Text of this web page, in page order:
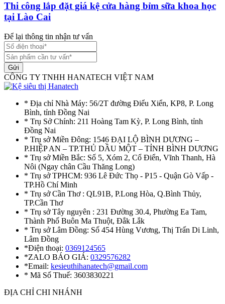
Thi công lắp đặt giá kệ cửa hàng bỉm sữa khoa học
tại Lào Cai
Để lại thông tin nhận tư vấn
Gửi
CÔNG TY TNHH HANATECH VIỆT NAM
* Địa chỉ Nhà Máy: 56/2T đường Điểu Xiển, KP8, P. Long
Bình, tỉnh Đồng Nai
* Trụ Sở Chính: 211 Hoàng Tam Kỳ, P. Long Bình, tỉnh
Đồng Nai
* Trụ sở Miền Đông: 1546 ĐẠI LỘ BÌNH DƯƠNG –
P.HIỆP AN – TP.THỦ DẦU MỘT – TỈNH BÌNH DƯƠNG
* Trụ sở Miền Bắc: Số 5, Xóm 2, Cổ Điển, Vĩnh Thanh, Hà
Nôi (Ngay chân Cầu Thăng Long)
* Trụ sở TPHCM: 936 Lê Đức Thọ - P15 - Quận Gò Vấp -
TP.Hồ Chí Minh
* Trụ sở Cần Thơ : QL91B, P.Long Hòa, Q.Bình Thủy,
TP.Cần Thơ
* Trụ sở Tây nguyên : 231 Đường 30.4, Phường Ea Tam,
Thành Phố Buôn Ma Thuột, Đắk Lắk
* Trụ sở Lâm Đồng: Số 454 Hùng Vương, Thị Trấn Di Linh,
Lâm Đồng
*Điện thoại: 0369124565
*ZALO BÁO GIÁ: 0329576282
*Email: kesieuthihanatech@gmail.com
* Mã Số Thuế: 3603830221
ĐỊA CHỈ CHI NHÁNH